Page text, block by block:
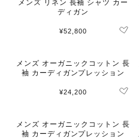
ディガン
¥52,800
メンズ オーガニックコットン 長
袖 カーディガンプレッション
¥24,200
メンズ オーガニックコットン 長
袖 カーディガンプレッション